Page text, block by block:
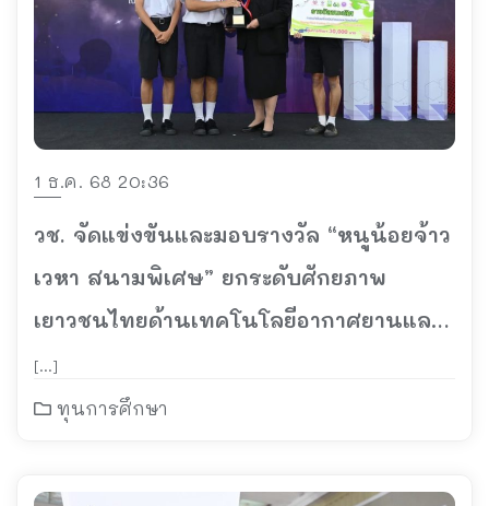
1 ธ.ค. 68 20:36
วช. จัดแข่งขันและมอบรางวัล “หนูน้อยจ้าว
เวหา สนามพิเศษ” ยกระดับศักยภาพ
เยาวชนไทยด้านเทคโนโลยีอากาศยานและ
โดรน
[…]
ทุนการศึกษา